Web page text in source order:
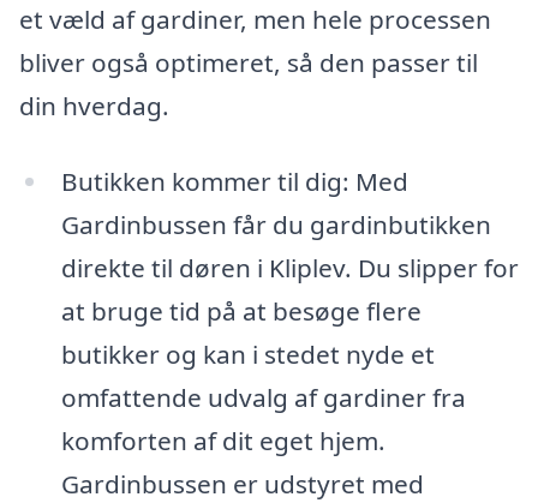
et væld af gardiner, men hele processen
bliver også optimeret, så den passer til
din hverdag.
Butikken kommer til dig: Med
Gardinbussen får du gardinbutikken
direkte til døren i Kliplev. Du slipper for
at bruge tid på at besøge flere
butikker og kan i stedet nyde et
omfattende udvalg af gardiner fra
komforten af dit eget hjem.
Gardinbussen er udstyret med